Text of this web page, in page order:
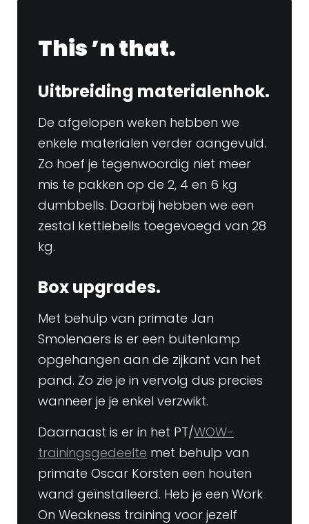
This ’n that.
Uitbreiding materialenhok.
De afgelopen weken hebben we
enkele materialen verder aangevuld.
Zo hoef je tegenwoordig niet meer
mis te pakken op de 2, 4 en 6 kg
dumbbells. Daarbij hebben we een
zestal kettlebells toegevoegd van 28
kg.
Box upgrades.
Met behulp van primate Jan
Smolenaers is er een buitenlamp
opgehangen aan de zijkant van het
pand. Zo zie je in vervolg dus precies
wanneer je je enkel verzwikt.
Daarnaast is er in het PT/WOW-
trainingsgedeelte met behulp van
primate Oscar Korsten een houten
wand geïnstalleerd. Heb je een Work
On Weakness training voor jezelf